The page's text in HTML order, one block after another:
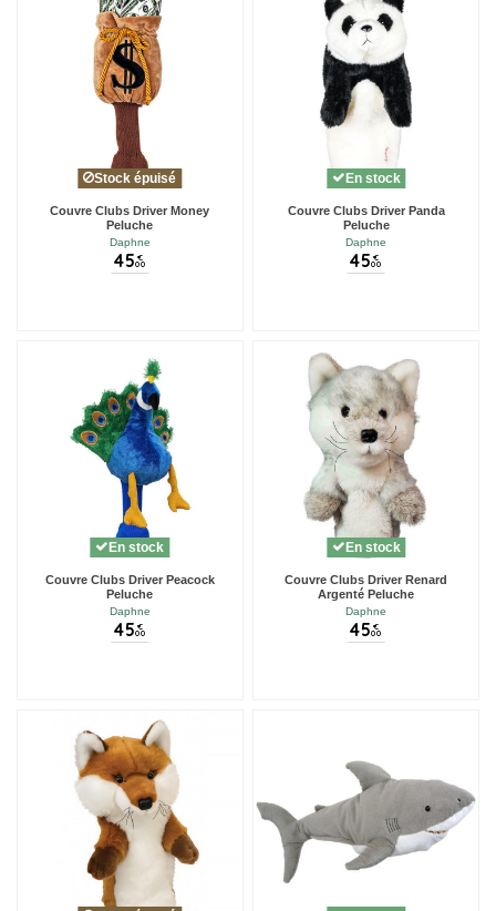
Stock épuisé
Couvre Clubs Driver Money
Peluche
Daphne
45 €
00
En stock
Couvre Clubs Driver Panda
Peluche
Daphne
45 €
00
En stock
Couvre Clubs Driver Peacock
Peluche
Daphne
45 €
00
En stock
Couvre Clubs Driver Renard
Argenté Peluche
Daphne
45 €
00